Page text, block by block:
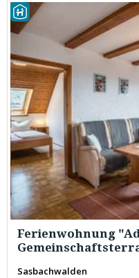
Ferienwohnung
Sasbachwalden